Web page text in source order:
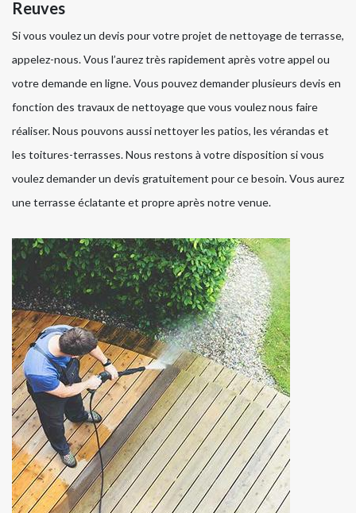
Reuves
Si vous voulez un devis pour votre projet de nettoyage de terrasse,
appelez-nous. Vous l’aurez très rapidement après votre appel ou
votre demande en ligne. Vous pouvez demander plusieurs devis en
fonction des travaux de nettoyage que vous voulez nous faire
réaliser. Nous pouvons aussi nettoyer les patios, les vérandas et
les toitures-terrasses. Nous restons à votre disposition si vous
voulez demander un devis gratuitement pour ce besoin. Vous aurez
une terrasse éclatante et propre après notre venue.